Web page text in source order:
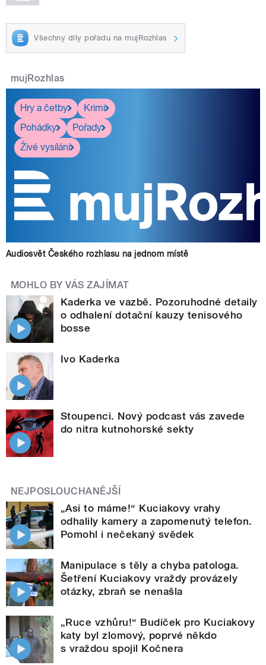
Všechny díly pořadu na mujRozhlas
mujRozhlas
Hry a četby
Krimi
Pohádky
Pořady
Živé vysílání
Audiosvět Českého rozhlasu na jednom místě
MOHLO BY VÁS ZAJÍMAT
Kaderka ve vazbě. Pozoruhodné detaily
o odhalení dotační kauzy tenisového
bosse
Ivo Kaderka
Stoupenci. Nový podcast vás zavede
do nitra kutnohorské sekty
NEJPOSLOUCHANĚJŠÍ
„Asi to máme!“ Kuciakovy vrahy
odhalily kamery a zapomenutý telefon.
Pomohl i nečekaný svědek
Manipulace s těly a chyba patologa.
Šetření Kuciakovy vraždy provázely
otázky, zbraň se nenašla
„Ruce vzhůru!“ Budíček pro Kuciakovy
katy byl zlomový, poprvé někdo
s vraždou spojil Kočnera